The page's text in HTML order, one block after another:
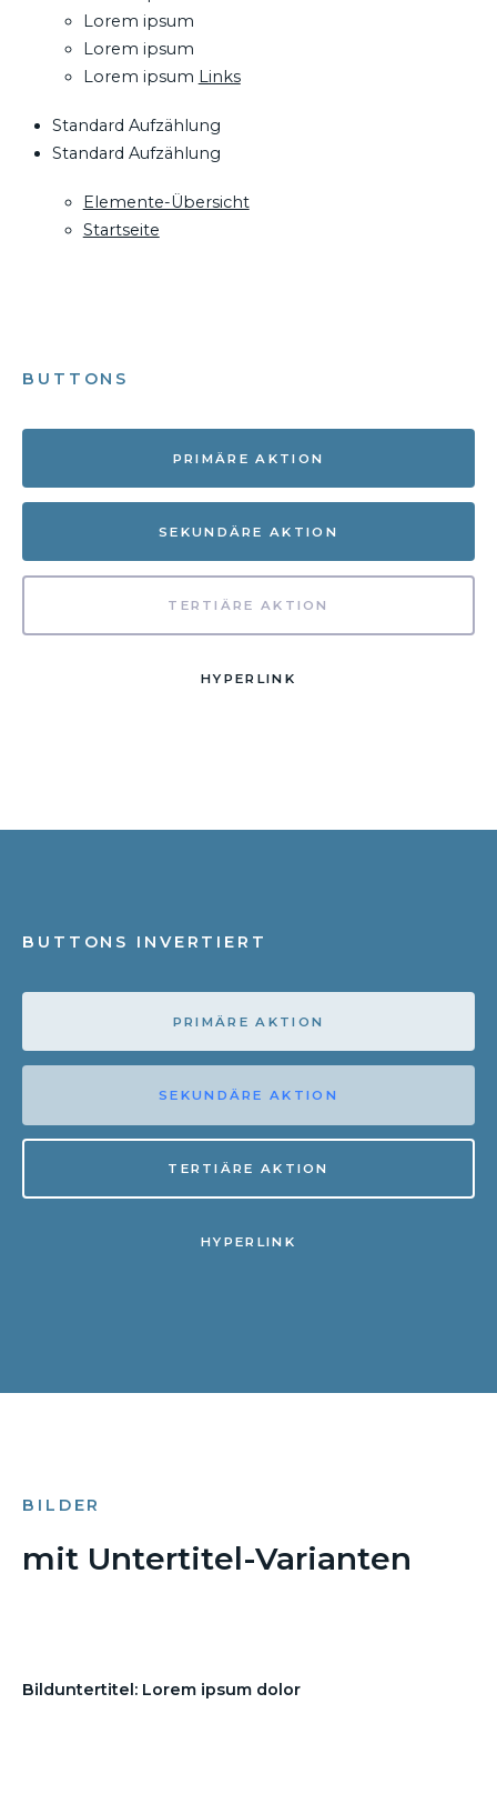
Lorem ipsum
Lorem ipsum
Lorem ipsum Links
Standard Aufzählung
Standard Aufzählung
Elemente-Übersicht
Startseite
BUTTONS
PRIMÄRE AKTION
SEKUNDÄRE AKTION
TERTIÄRE AKTION
HYPERLINK
BUTTONS INVERTIERT
PRIMÄRE AKTION
SEKUNDÄRE AKTION
TERTIÄRE AKTION
HYPERLINK
BILDER
mit Untertitel-Varianten
Bilduntertitel: Lorem ipsum dolor